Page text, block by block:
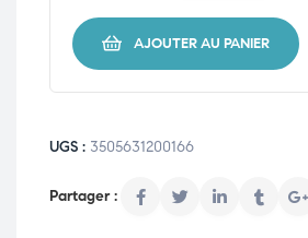
AJOUTER AU PANIER
UGS : 3505631200166